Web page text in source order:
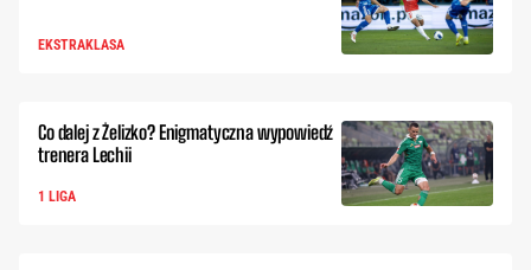
EKSTRAKLASA
Co dalej z Żelizko? Enigmatyczna wypowiedź
trenera Lechii
1 LIGA